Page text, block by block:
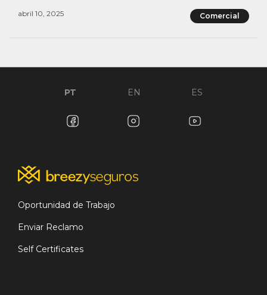
abril 10, 2025 Comercial
PT EN ES
Oportunidad de Trabajo
Enviar Reclamo
Self Certificates